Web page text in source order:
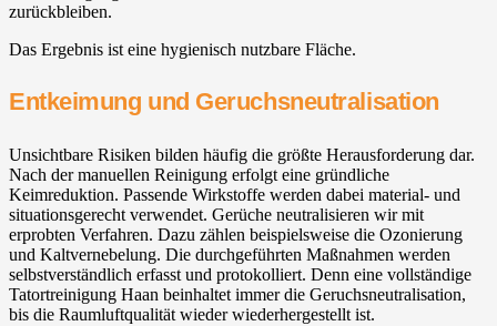
zurückbleiben.
Das Ergebnis ist eine hygienisch nutzbare Fläche.
Entkeimung und Geruchsneutralisation
Unsichtbare Risiken bilden häufig die größte Herausforderung dar.
Nach der manuellen Reinigung erfolgt eine gründliche
Keimreduktion. Passende Wirkstoffe werden dabei material- und
situationsgerecht verwendet. Gerüche neutralisieren wir mit
erprobten Verfahren. Dazu zählen beispielsweise die Ozonierung
und Kaltvernebelung. Die durchgeführten Maßnahmen werden
selbstverständlich erfasst und protokolliert. Denn eine vollständige
Tatortreinigung Haan beinhaltet immer die Geruchsneutralisation,
bis die Raumluftqualität wieder wiederhergestellt ist.